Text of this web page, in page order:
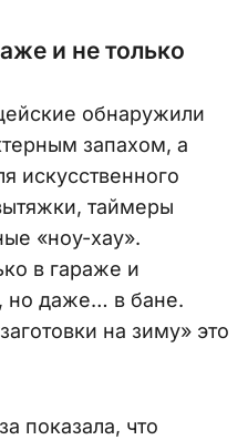
и не только
обнаружили
запахом, а
искусственного
таймеры
«ноу-хау».
в гараже и
но даже… в бане.
на зиму» это
показала, что